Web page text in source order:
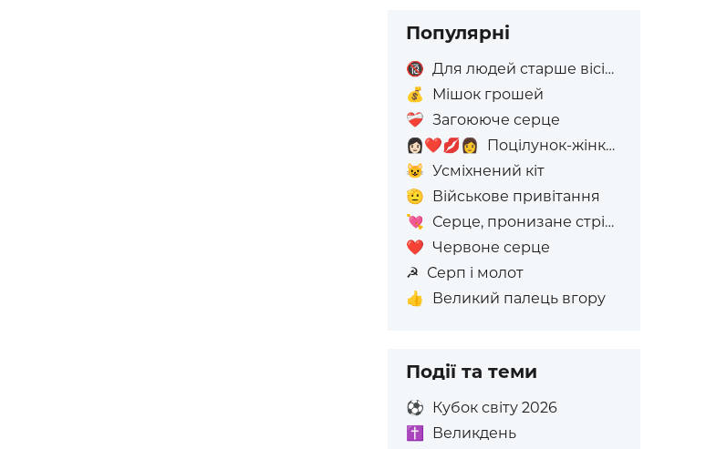
Популярні
🔞 Для людей старше вісімнадцяти років
💰
Мішок грошей
❤️‍🩹 Загоююче серце
👩🏻‍❤️‍💋‍👩
Поцілунок-жінка: світлий тон шкіри, жінка: Без Відтінку Шкіри
😺 Усміхнений кіт
🫡 Військове привітання
💘 Серце, пронизане стрілою
❤️ Червоне серце
☭ Серп і молот
👍
Великий палець вгору
Події та теми
⚽ Кубок світу 2026
✝️
Великдень